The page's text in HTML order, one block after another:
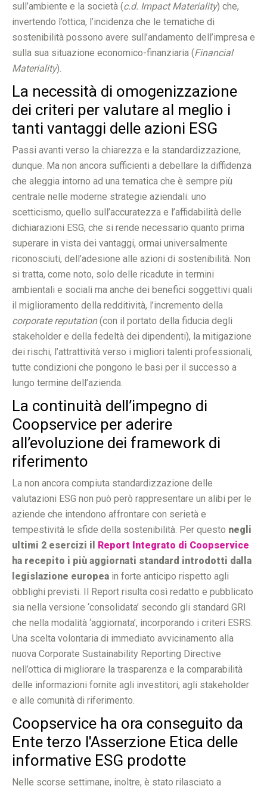
sull’ambiente e la società (c.d. Impact Materiality) che,
invertendo l’ottica, l’incidenza che le tematiche di
sostenibilità possono avere sull’andamento dell’impresa e
sulla sua situazione economico-finanziaria (Financial
Materiality).
La necessità di omogenizzazione
dei criteri per valutare al meglio i
tanti vantaggi delle azioni ESG
Passi avanti verso la chiarezza e la standardizzazione,
dunque. Ma non ancora sufficienti a debellare la diffidenza
che aleggia intorno ad una tematica che è sempre più
centrale nelle moderne strategie aziendali: uno
scetticismo, quello sull’accuratezza e l’affidabilità delle
dichiarazioni ESG, che si rende necessario quanto prima
superare in vista dei vantaggi, ormai universalmente
riconosciuti, dell’adesione alle azioni di sostenibilità. Non
si tratta, come noto, solo delle ricadute in termini
ambientali e sociali ma anche dei benefici soggettivi quali
il miglioramento della redditività, l’incremento della
corporate reputation(con il portato della fiducia degli
stakeholder e della fedeltà dei dipendenti), la mitigazione
dei rischi, l’attrattività verso i migliori talenti professionali,
tutte condizioni che pongono le basi per il successo a
lungo termine dell’azienda.
La continuità dell’impegno di
Coopservice per aderire
all’evoluzione dei framework di
riferimento
La non ancora compiuta standardizzazione delle
valutazioni ESG non può però rappresentare un alibi per le
aziende che intendono affrontare con serietà e
tempestività le sfide della sostenibilità. Per questo negli
ultimi 2 esercizi il Report Integrato di Coopservice
ha recepito i più aggiornati standard introdotti dalla
legislazione europea in forte anticipo rispetto agli
obblighi previsti. Il Report risulta così redatto e pubblicato
sia nella versione ‘consolidata’ secondo gli standard GRI
che nella modalità ‘aggiornata’, incorporando i criteri ESRS.
Una scelta volontaria di immediato avvicinamento alla
nuova Corporate Sustainability Reporting Directive
nell’ottica di migliorare la trasparenza e la comparabilità
delle informazioni fornite agli investitori, agli stakeholder
e alle comunità di riferimento.
Coopservice ha ora conseguito da
Ente terzo l'Asserzione Etica delle
informative ESG prodotte
Nelle scorse settimane, inoltre, è stato rilasciato a